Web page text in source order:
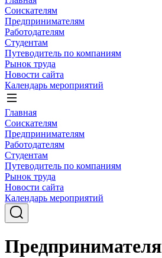
Соискателям
Предпринимателям
Работодателям
Студентам
Путеводитель по компаниям
Рынок труда
Новости сайта
Календарь мероприятий
Главная
Соискателям
Предпринимателям
Работодателям
Студентам
Путеводитель по компаниям
Рынок труда
Новости сайта
Календарь мероприятий